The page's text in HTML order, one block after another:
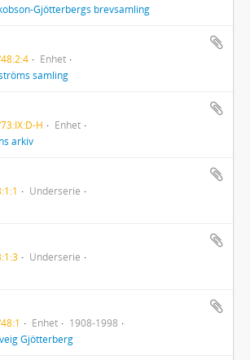
Gjötterbergs brevsamling
Enhet
samling
H
Enhet
arkiv
Underserie
Underserie
Enhet
1908-1998
Gjötterberg